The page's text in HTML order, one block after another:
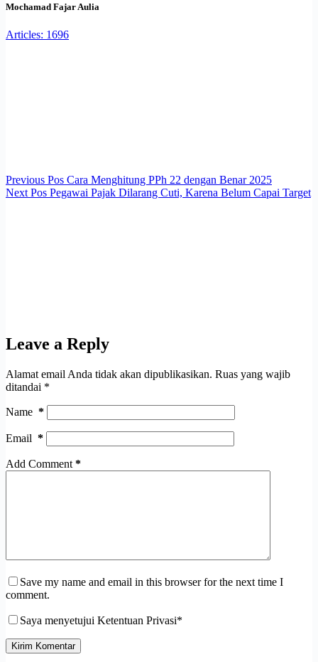
Mochamad Fajar Aulia
Articles: 1696
Previous Pos Cara Menghitung PPh 22 dengan Benar 2025
Next Pos Pegawai Pajak Dilarang Cuti, Karena Belum Capai Target
Leave a Reply
Alamat email Anda tidak akan dipublikasikan. Ruas yang wajib
ditandai *
Name *
Email *
Add Comment *
Save my name and email in this browser for the next time I
comment.
Saya menyetujui Ketentuan Privasi*
Kirim Komentar